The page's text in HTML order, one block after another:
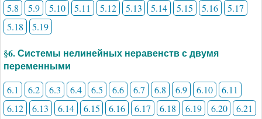
5.8
5.9 5.10 5.11 5.12 5.13 5.14 5.15 5.16
5.17
5.18
5.19
§6. Системы нелинейных неравенств с двумя
переменными
6.1 6.2 6.3 6.4 6.5 6.6 6.7 6.8 6.9 6.10
6.11
6.12
6.13 6.14 6.15 6.16 6.17 6.18 6.19 6.20
6.21